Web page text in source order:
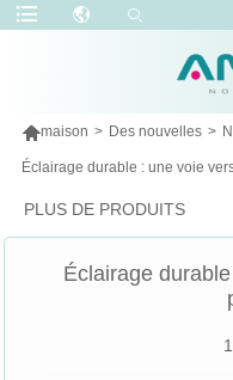
maison > Des nouvelles >
Éclairage durable : une voie
PLUS DE PRODUITS
Éclairage